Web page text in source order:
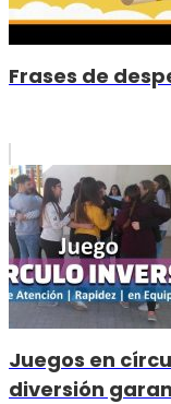
Frases de
Juegos en
diversión